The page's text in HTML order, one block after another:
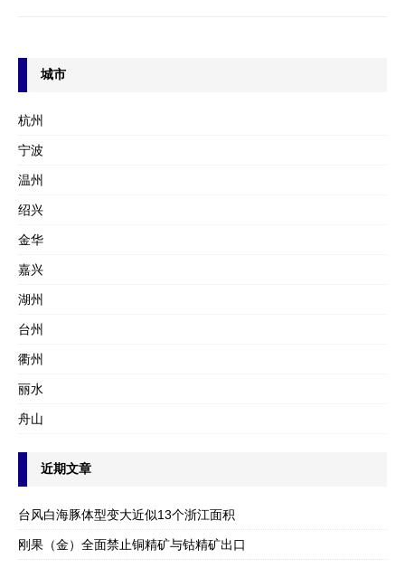
城市
杭州
宁波
温州
绍兴
金华
嘉兴
湖州
台州
衢州
丽水
舟山
近期文章
台风白海豚体型变大近似13个浙江面积
刚果（金）全面禁止铜精矿与钴精矿出口